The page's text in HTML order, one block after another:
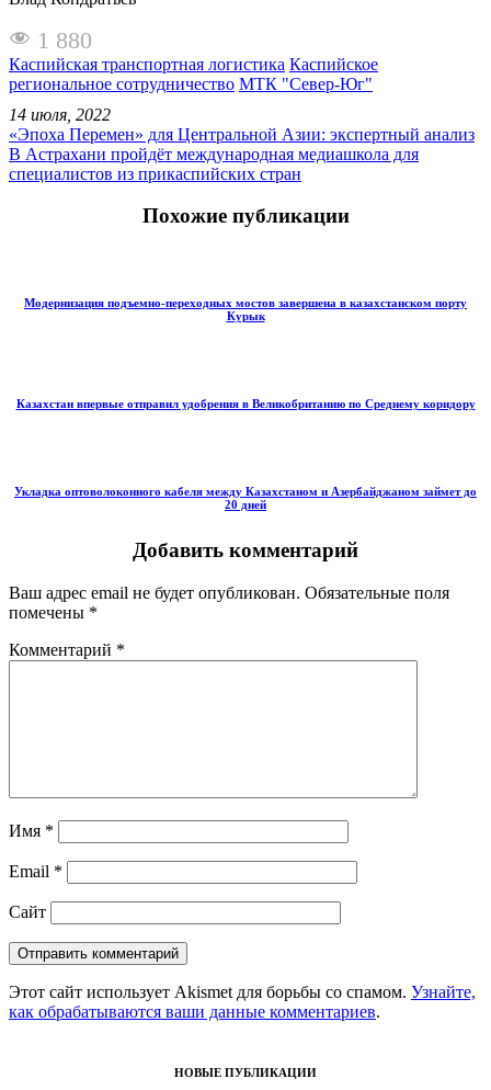
1 880
Каспийская транспортная логистика Каспийское
региональное сотрудничество МТК "Север-Юг"
14 июля, 2022
«Эпоха Перемен» для Центральной Азии: экспертный анализ
В Астрахани пройдёт международная медиашкола для
специалистов из прикаспийских стран
Похожие публикации
Модернизация подъемно-переходных мостов завершена в казахстанском порту
Курык
Казахстан впервые отправил удобрения в Великобританию по Среднему коридору
Укладка оптоволоконного кабеля между Казахстаном и Азербайджаном займет до
20 дней
Добавить комментарий
Ваш адрес email не будет опубликован. Обязательные поля
помечены *
Комментарий *
Имя *
Email *
Сайт
Этот сайт использует Akismet для борьбы со спамом. Узнайте,
как обрабатываются ваши данные комментариев.
НОВЫЕ ПУБЛИКАЦИИ